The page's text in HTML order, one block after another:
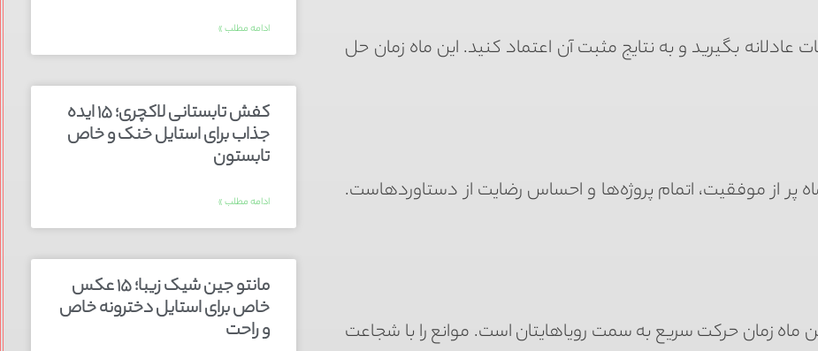
بگیرید و به نتایج مثبت آن اعتماد کنید. این ماه زمان حل
از موفقیت، اتمام پروژه‌ها و احساس رضایت از دستاوردهاست.
ماه زمان حرکت سریع به سمت رویاهایتان است. موانع را با شجاعت
ادامه مطلب »
کفش تابستانی لاکچری؛ ۱۵ ایده‌
جذاب برای استایل خنک و خاص
تابستون
ادامه مطلب »
مانتو جین شیک زیبا؛ ۱۵ عکس
خاص برای استایل دخترونه خاص
و راحت